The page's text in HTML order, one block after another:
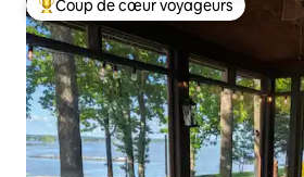
Coups de cœur voyageurs les plus
Coup de cœur voyageurs